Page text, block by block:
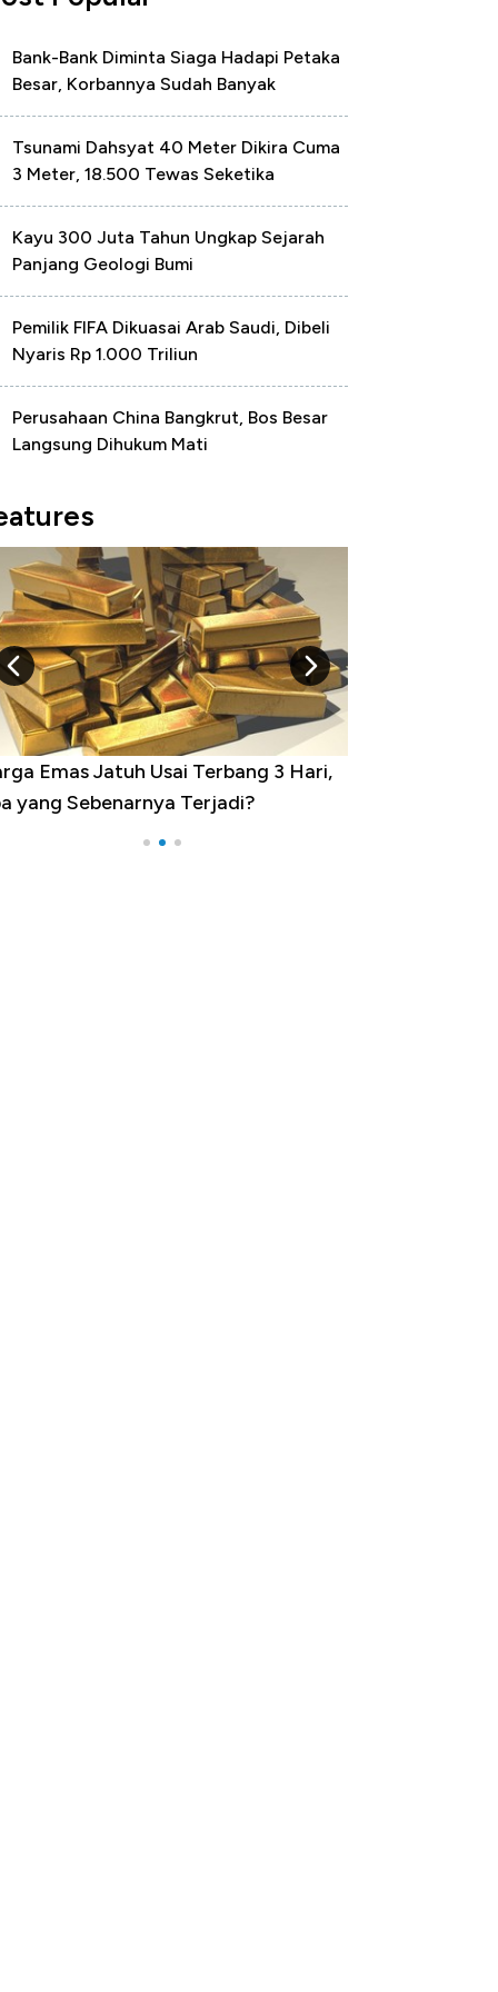
Bank-Bank Diminta Siaga Hadapi Petaka
Besar, Korbannya Sudah Banyak
Tsunami Dahsyat 40 Meter Dikira Cuma
3 Meter, 18.500 Tewas Seketika
Kayu 300 Juta Tahun Ungkap Sejarah
Panjang Geologi Bumi
Pemilik FIFA Dikuasai Arab Saudi, Dibeli
Nyaris Rp 1.000 Triliun
Perusahaan China Bangkrut, Bos Besar
Langsung Dihukum Mati
China Menggila, Jadi Sumber
100 Negara